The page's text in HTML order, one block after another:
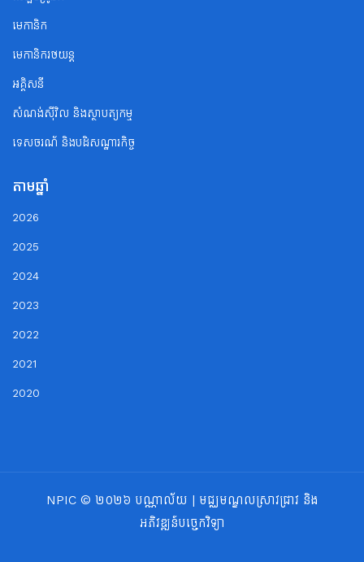
មេកានិក
មេកានិករថយន្ត
អគ្គិសនី
សំណង់ស៊ីវិល និងស្ថាបត្យកម្ម
ទេសចរណ័ និងបដិសណ្ឋារកិច្ច
តាមឆ្នាំ
2026
2025
2024
2023
2022
2021
2020
NPIC © ២០២៦ បណ្ណាល័យ | មជ្ឈមណ្ឌលស្រាវជ្រាវ និង
អភិវឌ្ឍន៍បច្ចេកវិទ្យា